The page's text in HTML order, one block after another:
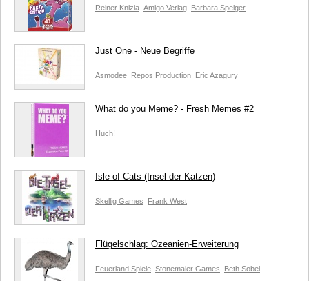
Reiner Knizia Amigo Verlag Barbara Spelger
Just One - Neue Begriffe
Asmodee Repos Production Eric Azagury
What do you Meme? - Fresh Memes #2
Huch!
Isle of Cats (Insel der Katzen)
Skellig Games Frank West
Flügelschlag: Ozeanien-Erweiterung
Feuerland Spiele Stonemaier Games Beth Sobel